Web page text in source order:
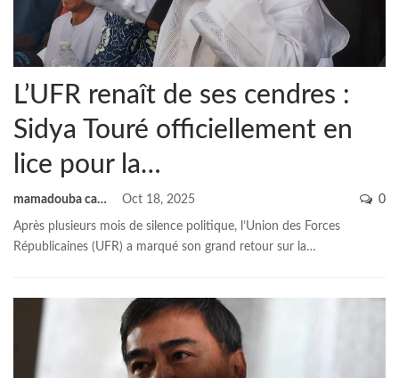
L’UFR renaît de ses cendres :
Sidya Touré officiellement en
lice pour la…
mamadouba camara Oct 18, 2025 0
Après plusieurs mois de silence politique, l’Union des Forces
Républicaines (UFR) a marqué son grand retour sur la…